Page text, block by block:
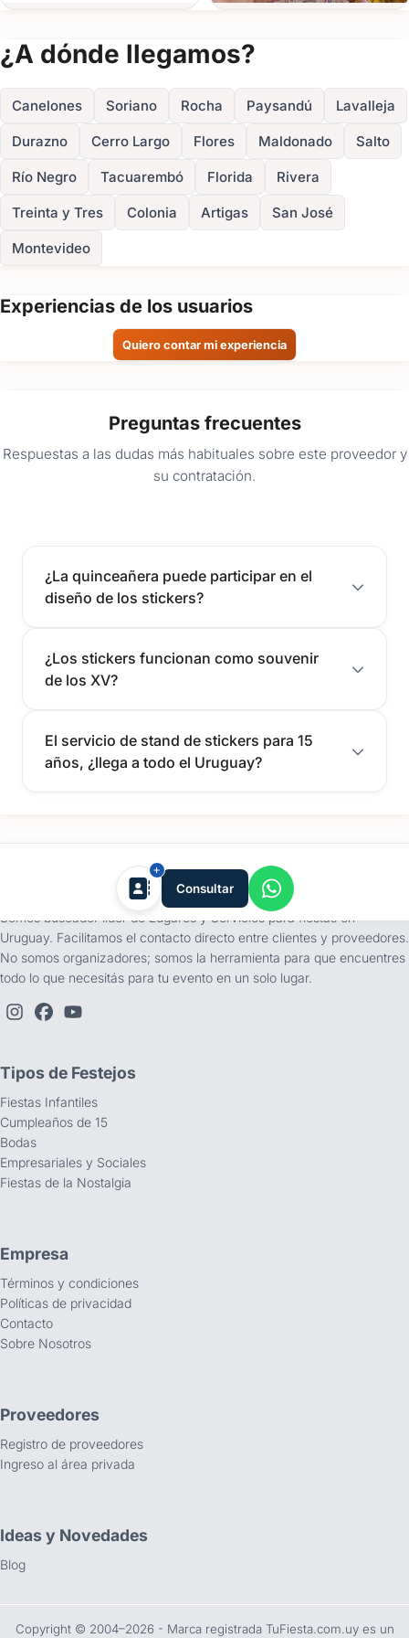
FOTOS
¿A dónde llegamos?
Canelones Soriano Rocha Paysandú Lavalleja
Durazno Cerro Largo Flores Maldonado Salto
Río Negro Tacuarembó Florida Rivera
Treinta y Tres Colonia Artigas San José
Montevideo
Experiencias de los usuarios
Quiero contar mi experiencia
Preguntas frecuentes
Respuestas a las dudas más habituales sobre este proveedor y
su contratación.
¿La quinceañera puede participar en el
diseño de los stickers?
¿Los stickers funcionan como souvenir
de los XV?
El servicio de stand de stickers para 15
años, ¿llega a todo el Uruguay?
Consultar
tufiesta.com.uy
Somos buscador líder de Lugares y Servicios para fiestas en
Uruguay. Facilitamos el contacto directo entre clientes y proveedores.
No somos organizadores; somos la herramienta para que encuentres
todo lo que necesitás para tu evento en un solo lugar.
Tipos de Festejos
Fiestas Infantiles
Cumpleaños de 15
Bodas
Empresariales y Sociales
Fiestas de la Nostalgia
Empresa
Términos y condiciones
Políticas de privacidad
Contacto
Sobre Nosotros
Proveedores
Registro de proveedores
Ingreso al área privada
Ideas y Novedades
Blog
Copyright ©️ 2004–2026 - Marca registrada TuFiesta.com.uy es un